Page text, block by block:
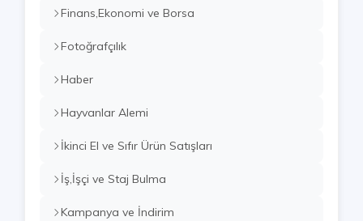
Finans,Ekonomi ve Borsa
Fotoğrafçılık
Haber
Hayvanlar Alemi
İkinci El ve Sıfır Ürün Satışları
İş,İşçi ve Staj Bulma
Kampanya ve İndirim